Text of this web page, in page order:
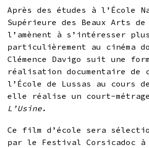
Après des études à l’École
Supérieure des Beaux Arts
l’amènent à s’intéresser plus
particulièrement au cinéma
Clémence Davigo suit une
réalisation documentaire de
l’École de Lussas au cours
elle réalise un court-
L’Usine.
Ce film d’école sera
par le Festival Corsicadoc à